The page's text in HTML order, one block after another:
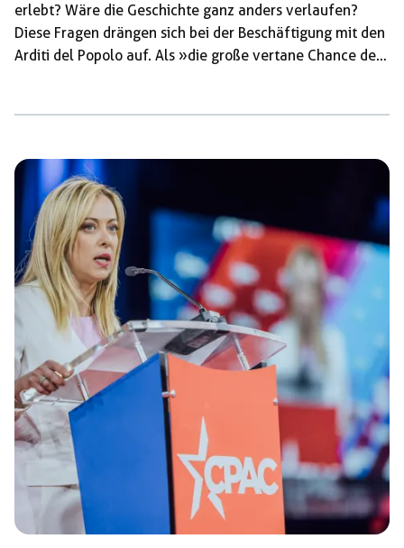
erlebt? Wäre die Geschichte ganz anders verlaufen?
Diese Fragen drängen sich bei der Beschäftigung mit den
Arditi del Popolo auf. Als »die große vertane Chance des
unbekannt sind, sondern auch im historischen Gedächtnis
Italiens kaum vorkommen. Im Juni 1921 in Rom offiziell
gegründet, bildete die […]